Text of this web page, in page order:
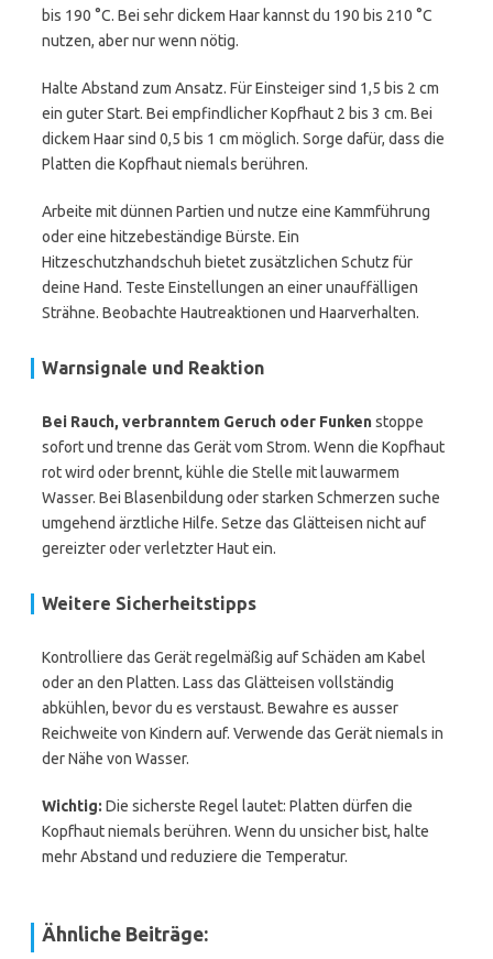
bis 190 °C. Bei sehr dickem Haar kannst du 190 bis 210 °C
nutzen, aber nur wenn nötig.
Halte Abstand zum Ansatz. Für Einsteiger sind 1,5 bis 2 cm
ein guter Start. Bei empfindlicher Kopfhaut 2 bis 3 cm. Bei
dickem Haar sind 0,5 bis 1 cm möglich. Sorge dafür, dass die
Platten die Kopfhaut niemals berühren.
Arbeite mit dünnen Partien und nutze eine Kammführung
oder eine hitzebeständige Bürste. Ein
Hitzeschutzhandschuh bietet zusätzlichen Schutz für
deine Hand. Teste Einstellungen an einer unauffälligen
Strähne. Beobachte Hautreaktionen und Haarverhalten.
Warnsignale und Reaktion
Bei Rauch, verbranntem Geruch oder Funkenstoppe
sofort und trenne das Gerät vom Strom. Wenn die Kopfhaut
rot wird oder brennt, kühle die Stelle mit lauwarmem
Wasser. Bei Blasenbildung oder starken Schmerzen suche
umgehend ärztliche Hilfe. Setze das Glätteisen nicht auf
gereizter oder verletzter Haut ein.
Weitere Sicherheitstipps
Kontrolliere das Gerät regelmäßig auf Schäden am Kabel
oder an den Platten. Lass das Glätteisen vollständig
abkühlen, bevor du es verstaust. Bewahre es ausser
Reichweite von Kindern auf. Verwende das Gerät niemals in
der Nähe von Wasser.
Wichtig: Die sicherste Regel lautet: Platten dürfen die
Kopfhaut niemals berühren. Wenn du unsicher bist, halte
mehr Abstand und reduziere die Temperatur.
Ähnliche Beiträge: